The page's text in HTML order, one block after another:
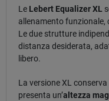
Le Lebert Equalizer XL
allenamento funzionale,
Le due strutture
distanza desiderata,
libero.
La versione XL
presenta un’altezza